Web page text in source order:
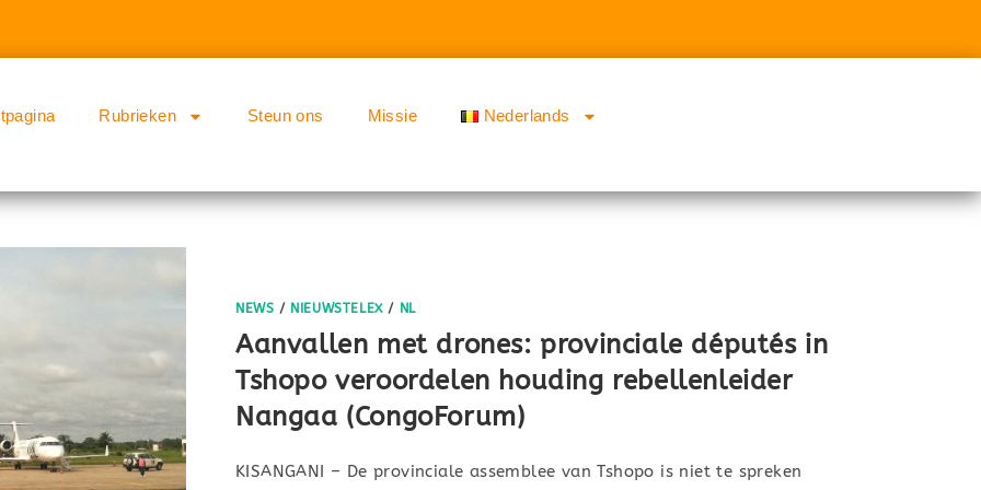
Rubrieken Steun ons Missie Nederlands
NEWS / NIEUWSTELEX/ NL
Aanvallen met drones: provinciale députés in
Tshopo veroordelen houding rebellenleider
Nangaa (CongoForum)
KISANGANI – De provinciale assemblee van Tshopo is niet te spreken